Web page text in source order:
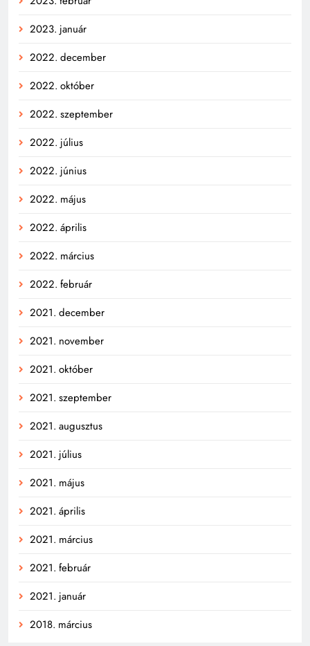
2023. január
2022. december
2022. október
2022. szeptember
2022. július
2022. június
2022. május
2022. április
2022. március
2022. február
2021. december
2021. november
2021. október
2021. szeptember
2021. augusztus
2021. július
2021. május
2021. április
2021. március
2021. február
2021. január
2018. március